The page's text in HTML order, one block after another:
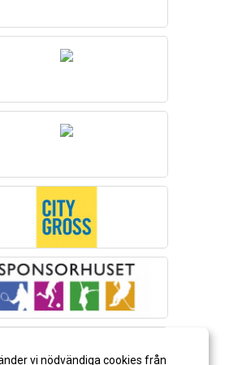
vi nödvändiga cookies från